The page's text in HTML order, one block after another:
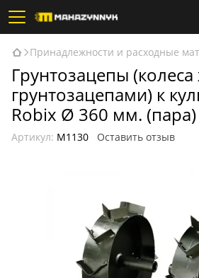
Принадлежности и расходные
Грунтозацепы
грунтозацепами) к
Robix Ø 360 мм. (пара)
Артикул: М1130 Оставить отзыв